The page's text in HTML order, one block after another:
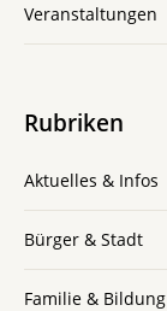
Veranstaltungen
Rubriken
Aktuelles & Infos
Bürger & Stadt
Familie & Bildung